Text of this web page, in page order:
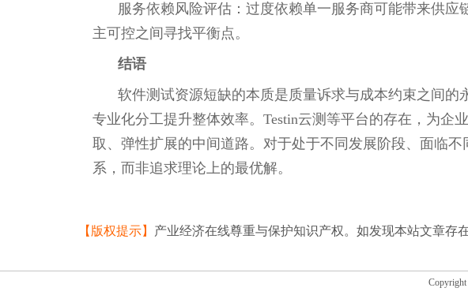
服务依赖风险评估：过度依赖单一服务商可能带来供
主可控之间寻找平衡点。
结语
软件测试资源短缺的本质是质量诉求与成本约束之间
专业化分工提升整体效率。Testin云测等平台的存在，为
取、弹性扩展的中间道路。对于处于不同发展阶段、面临
系，而非追求理论上的最优解。
【版权提示】 产业经济在线尊重与保护知识产权。如发现本站文章存